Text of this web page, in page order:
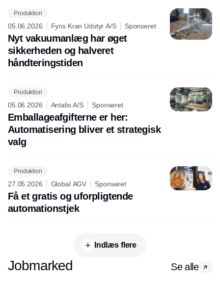
Produktion
05.06.2026 Fyns Kran Udstyr A/S Sponseret
Nyt vakuumanlæg har øget
sikkerheden og halveret
håndteringstiden
Produktion
05.06.2026 Antalis A/S Sponseret
Emballageafgifterne er her:
Automatisering bliver et strategisk
valg
Produktion
27.05.2026 Global AGV Sponseret
Få et gratis og uforpligtende
automationstjek
Indlæs flere
Jobmarked Se alle